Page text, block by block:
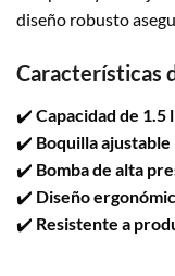
diseño robusto
Características
✔️ Capacidad de 1.5
✔️ Boquilla
✔️ Bomba de alta
✔️ Diseño
✔️ Resistente a